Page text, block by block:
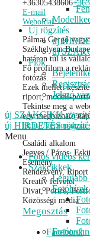
Új rögzítés
új
új
Fiók
Jelszó
új SZAKCIKK
új HIRDETÉS
Menu
Fotós videós
Szakcikkek
Legújabb
Fotóhírek
+36305438606
E-mail
Weboldal
Pálmai Gergő
Székhelyem
határon túl is
Fő profilom a
fotózás.
Ezek mellett
riport, modell-
Tekintse meg a
egy megbízható
https://
Családi alkalom
Jegyes / Páros,
Esemény
Rendezvény, Riport
Kreatív felvétel
Divat, Portré,
Közösségi média
Megosztás
Facebook